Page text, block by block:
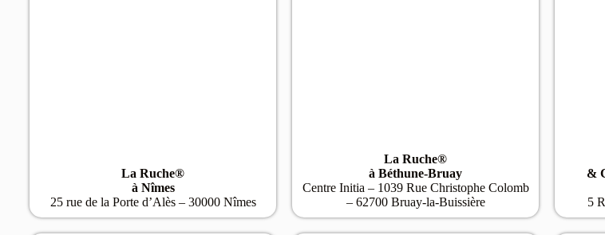
La Ruche®
à Nîmes
25 rue de la Porte d’Alès – 30000 Nîmes
La Ruche®
à Béthune-Bruay
Centre Initia – 1039 Rue Christophe Colomb
– 62700 Bruay-la-Buissière
&
5